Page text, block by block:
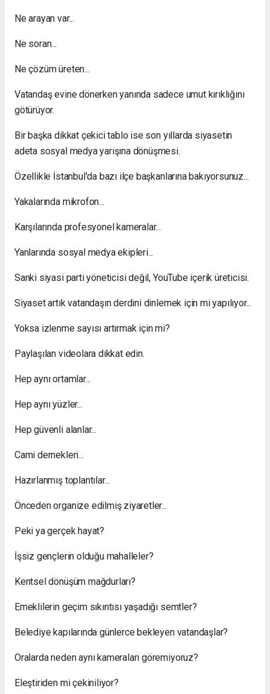
Ne arayan var...
Ne soran...
Ne çözüm üreten...
Vatandaş evine dönerken yanında sadece umut kırıklığını
götürüyor.
Bir başka dikkat çekici tablo ise son yıllarda siyasetin
adeta sosyal medya yarışına dönüşmesi.
Özellikle İstanbul'da bazı ilçe başkanlarına bakıyorsunuz...
Yakalarında mikrofon...
Karşılarında profesyonel kameralar...
Yanlarında sosyal medya ekipleri...
Sanki siyasi parti yöneticisi değil, YouTube içerik üreticisi.
Siyaset artık vatandaşın derdini dinlemek için mi yapılıyor...
Yoksa izlenme sayısı artırmak için mi?
Paylaşılan videolara dikkat edin.
Hep aynı ortamlar...
Hep aynı yüzler...
Hep güvenli alanlar...
Cami dernekleri...
Hazırlanmış toplantılar...
Önceden organize edilmiş ziyaretler...
Peki ya gerçek hayat?
İşsiz gençlerin olduğu mahalleler?
Kentsel dönüşüm mağdurları?
Emeklilerin geçim sıkıntısı yaşadığı semtler?
Belediye kapılarında günlerce bekleyen vatandaşlar?
Oralarda neden aynı kameraları göremiyoruz?
Eleştiriden mi çekiniliyor?